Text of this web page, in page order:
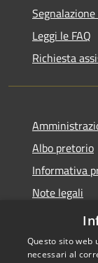
Leggi le FAQ
Richiesta
Albo pretorio
Informativa
Note legali
Questo sito web
necessari al